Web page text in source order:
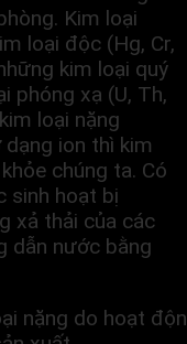
Kim loại
loại độc (Hg, Cr,
kim loại quý
phóng xạ (U, Th,
loại nặng
ion thì kim
chúng ta. Có
sinh hoạt bị
xả thải của các
dẫn nước bằng